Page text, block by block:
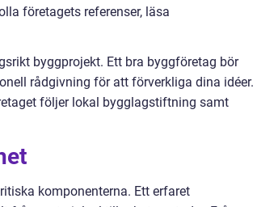
företagets referenser, läsa
byggprojekt. Ett bra byggföretag bör
rådgivning för att förverkliga dina idéer.
följer lokal bygglagstiftning samt
komponenterna. Ett erfaret